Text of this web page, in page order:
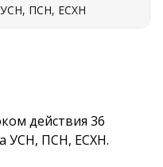
ПСН, ЕСХН
действия 36
УСН, ПСН, ЕСХН.